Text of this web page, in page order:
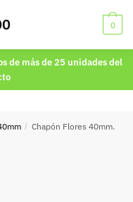
0
de más de 25 unidades del
/ Chapón Flores 40mm.